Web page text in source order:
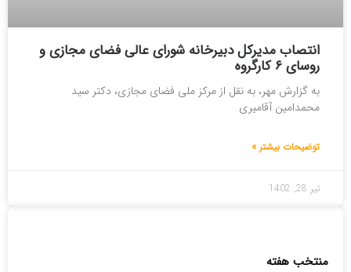
انتصاب مدیرکل دبیرخانه شورای عالی فضای مجازی و
روسای ۶ کارگروه
به گزارش مهر، به نقل از مرکز ملی فضای مجازی، دکتر سید
محمدامین آقامیری
توضیحات بیشتر »
تیر 28, 1402
منتخب هفته